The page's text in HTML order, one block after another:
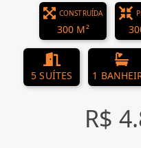
CONSTRUÍDA
300 M²
5 SUÍTES 1
R$